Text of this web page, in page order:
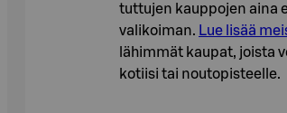
tuttujen kauppojen aina
valikoiman. Lue lisää
lähimmät kaupat, joista
kotiisi tai noutopisteelle.